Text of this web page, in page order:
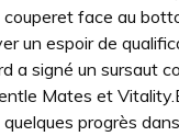
couperet face au
un espoir de
a signé un sursaut
Mates et
progrès dans